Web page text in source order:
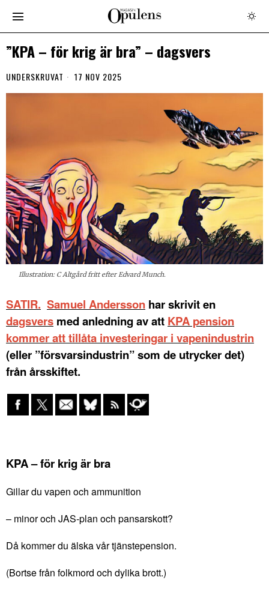
”KPA – för krig är bra” – dagsvers
UNDERSKRUVAT 17 NOV 2025
Illustration: C Altgård fritt efter Edvard Munch.
SATIR. Samuel Andersson har skrivit en
dagsvers med anledning av att KPA pension
kommer att tillåta investeringar i vapenindustrin
(eller ”försvarsindustrin” som de utrycker det)
från årsskiftet.
KPA – för krig är bra
Gillar du vapen och ammunition
– minor och JAS-plan och pansarskott?
Då kommer du älska vår tjänstepension.
(Bortse från folkmord och dylika brott.)